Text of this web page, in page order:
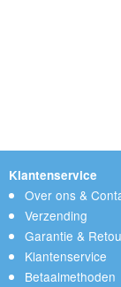
Klantenservice
Over ons &
Verzending
Garantie &
Klantenservice
Betaalmethoden